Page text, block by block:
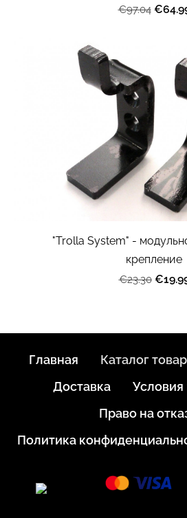
€97.04
"Trolla System" -
крепление
€23.30
Главная Каталог
Доставка
Условия
Право на
Политика